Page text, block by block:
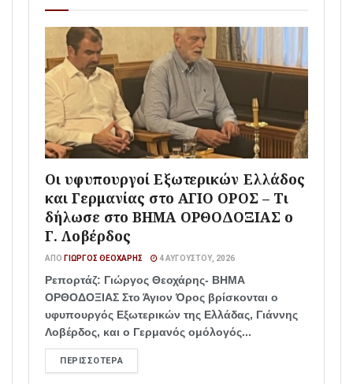
Οι υφυπουργοί Εξωτερικών Ελλάδος
και Γερμανίας στο ΑΓΙΟ ΟΡΟΣ – Τι
δήλωσε στο ΒΗΜΑ ΟΡΘΟΔΟΞΙΑΣ ο
Γ. Λοβέρδος
ΑΠΌ ΓΙΏΡΓΟΣ ΘΕΟΧΆΡΗΣ 4 ΑΥΓΟΎΣΤΟΥ, 2026
Ρεπορτάζ: Γιώργος Θεοχάρης- ΒΗΜΑ
ΟΡΘΟΔΟΞΙΑΣ Στο Άγιον Όρος βρίσκονται ο
υφυπουργός Εξωτερικών της Ελλάδας, Γιάννης
Λοβέρδος, και ο Γερμανός ομόλογός...
ΠΕΡΙΣΣΌΤΕΡΑ